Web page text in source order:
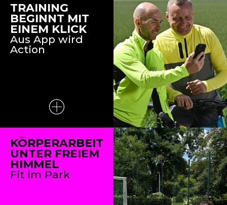
TRAINING
BEGINNT MIT
EINEM KLICK
Aus App wird
Action
KÖRPERARBEIT
UNTER FREIEM
HIMMEL
Fit im Park